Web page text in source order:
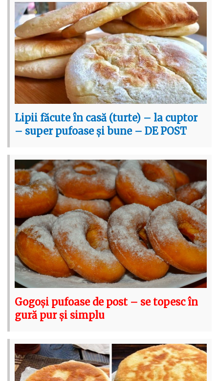
Lipii făcute în casă (turte) – la cuptor
– super pufoase și bune – DE POST
Gogoși pufoase de post – se topesc în
gură pur și simplu